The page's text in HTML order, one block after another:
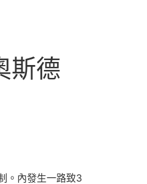
斯德
。內發生一路致3